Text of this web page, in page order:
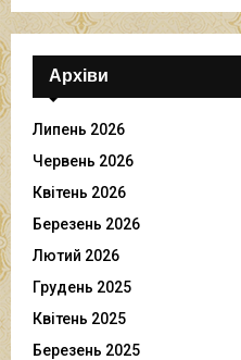
Архіви
Липень 2026
Червень 2026
Квітень 2026
Березень 2026
Лютий 2026
Грудень 2025
Квітень 2025
Березень 2025